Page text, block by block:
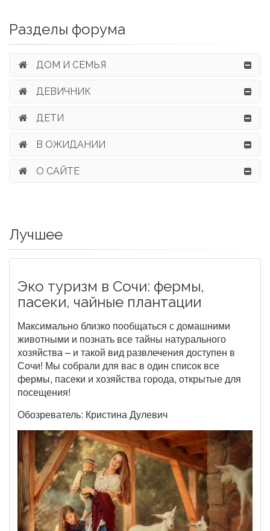
Разделы форума
ДОМ И СЕМЬЯ
ДЕВИЧНИК
ДЕТИ
В ОЖИДАНИИ
О САЙТЕ
Лучшее
Эко туризм в Сочи: фермы,
пасеки, чайные плантации
Максимально близко пообщаться с домашними
животными и познать все тайны натурального
хозяйства – и такой вид развлечения доступен в
Сочи! Мы собрали для вас в один список все
фермы, пасеки и хозяйства города, открытые для
посещения!
Обозреватель: Кристина Дулевич